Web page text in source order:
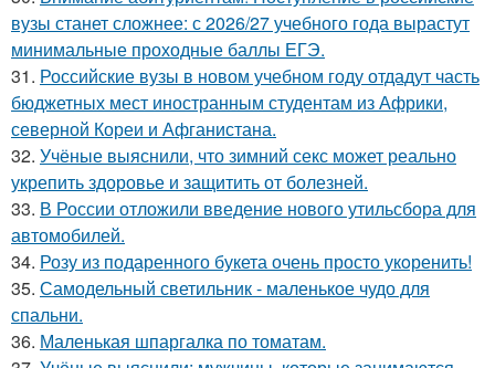
вузы станет сложнее: с 2026/27 учебного года вырастут
минимальные проходные баллы ЕГЭ.
31. Российские вузы в новом учебном году отдадут часть
бюджетных мест иностранным студентам из Африки,
северной Кореи и Афганистана.
32. Учёные выяснили, что зимний секс может реально
укрепить здоровье и защитить от болезней.
33. В России отложили введение нового утильсбора для
автомобилей.
34. Розу из подаренного букета очень просто укoренить!
35. Самодельный светильник - маленькое чудо для
спальни.
36. Маленькая шпаргалка по томатам.